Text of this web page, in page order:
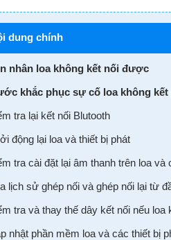
dung chính
nhân loa không kết nối được
khắc phục sự cố loa không
tra lại kết nối Blutooth
động lại loa và thiết bị phát
tra cài đặt lại âm thanh trên loa và
lịch sử ghép nối và ghép nối lại từ
tra và thay thế dây kết nối nếu
nhật phần mềm loa và các thiết bị